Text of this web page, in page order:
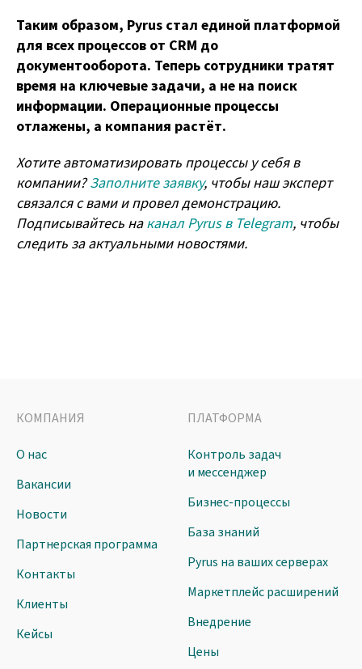
Таким образом, Pyrus стал единой платформой
для всех процессов от CRM до
документооборота. Теперь сотрудники тратят
время на ключевые задачи, а не на поиск
информации. Операционные процессы
отлажены, а компания растёт.
Хотите автоматизировать процессы у себя в
компании?Заполните заявку, чтобы наш эксперт
связался с вами и провел демонстрацию.
Подписывайтесь наканал Pyrus в Telegram, чтобы
следить за актуальными новостями.
КОМПАНИЯ
О нас
Вакансии
Новости
Партнерская программа
Контакты
Клиенты
Кейсы
ПЛАТФОРМА
Контроль задач
и мессенджер
Бизнес-процессы
База знаний
Pyrus на ваших серверах
Маркетплейс расширений
Внедрение
Цены